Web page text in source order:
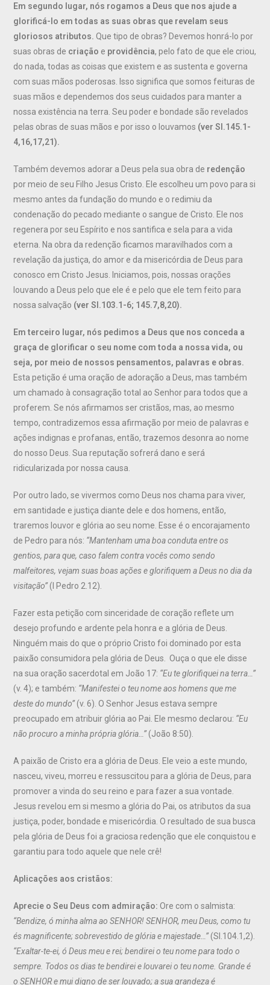
Em segundo lugar, nós rogamos a Deus que nos ajude a
glorificá-lo em todas as suas obras que revelam seus
gloriosos atributos. Que tipo de obras? Devemos honrá-lo por
suas obras de criação e providência, pelo fato de que ele criou,
do nada, todas as coisas que existem e as sustenta e governa
com suas mãos poderosas. Isso significa que somos feituras de
suas mãos e dependemos dos seus cuidados para manter a
nossa existência na terra. Seu poder e bondade são revelados
pelas obras de suas mãos e por isso o louvamos (ver Sl.145.1-
4,16,17,21).
Também devemos adorar a Deus pela sua obra de redenção
por meio de seu Filho Jesus Cristo. Ele escolheu um povo para si
mesmo antes da fundação do mundo e o redimiu da
condenação do pecado mediante o sangue de Cristo. Ele nos
regenera por seu Espírito e nos santifica e sela para a vida
eterna. Na obra da redenção ficamos maravilhados com a
revelação da justiça, do amor e da misericórdia de Deus para
conosco em Cristo Jesus. Iniciamos, pois, nossas orações
louvando a Deus pelo que ele é e pelo que ele tem feito para
nossa salvação (ver Sl.103.1-6; 145.7,8,20).
Em terceiro lugar, nós pedimos a Deus que nos conceda a
graça de glorificar o seu nome com toda a nossa vida, ou
seja, por meio de nossos pensamentos, palavras e obras.
Esta petição é uma oração de adoração a Deus, mas também
um chamado à consagração total ao Senhor para todos que a
proferem. Se nós afirmamos ser cristãos, mas, ao mesmo
tempo, contradizemos essa afirmação por meio de palavras e
ações indignas e profanas, então, trazemos desonra ao nome
do nosso Deus. Sua reputação sofrerá dano e será
ridicularizada por nossa causa.
Por outro lado, se vivermos como Deus nos chama para viver,
em santidade e justiça diante dele e dos homens, então,
traremos louvor e glória ao seu nome. Esse é o encorajamento
de Pedro para nós: “Mantenham uma boa conduta entre os
gentios, para que, caso falem contra vocês como sendo
malfeitores, vejam suas boas ações e glorifiquem a Deus no dia da
visitação”(I Pedro 2.12).
Fazer esta petição com sinceridade de coração reflete um
desejo profundo e ardente pela honra e a glória de Deus.
Ninguém mais do que o próprio Cristo foi dominado por esta
paixão consumidora pela glória de Deus. Ouça o que ele disse
na sua oração sacerdotal em João 17: “Eu te glorifiquei na terra…”
(v. 4); e também: “Manifestei o teu nome aos homens que me
deste do mundo”(v. 6). O Senhor Jesus estava sempre
preocupado em atribuir glória ao Pai. Ele mesmo declarou: “Eu
não procuro a minha própria glória…”(João 8:50).
A paixão de Cristo era a glória de Deus. Ele veio a este mundo,
nasceu, viveu, morreu e ressuscitou para a glória de Deus, para
promover a vinda do seu reino e para fazer a sua vontade.
Jesus revelou em si mesmo a glória do Pai, os atributos da sua
justiça, poder, bondade e misericórdia. O resultado de sua busca
pela glória de Deus foi a graciosa redenção que ele conquistou e
garantiu para todo aquele que nele crê!
Aplicações aos cristãos:
Aprecie o Seu Deus com admiração: Ore com o salmista:
“Bendize, ó minha alma ao SENHOR! SENHOR, meu Deus, como tu
és magnificente; sobrevestido de glória e majestade…”(Sl.104.1,2).
“Exaltar-te-ei, ó Deus meu e rei; bendirei o teu nome para todo o
sempre. Todos os dias te bendirei e louvarei o teu nome. Grande é
o SENHOR e mui digno de ser louvado; a sua grandeza é